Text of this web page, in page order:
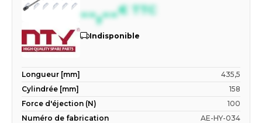
--,--€ TTC
Indisponible
Longueur [mm]
435,5
Cylindrée [mm]
158
Force d'éjection (N)
100
Numéro de fabrication
AE-HY-034